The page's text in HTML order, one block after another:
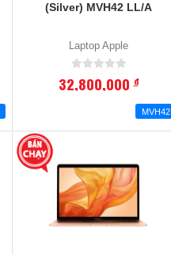
(Silver) MVH42 LL/A
Laptop Apple
32,800,000đ
MVH42